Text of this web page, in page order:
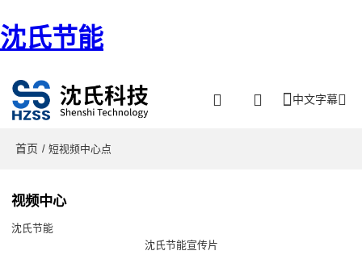
沈氏节能
中文字幕
首页 / 短视频中心点
视频中心
沈氏节能
沈氏节能宣传片